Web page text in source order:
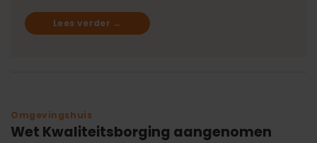
Lees verder →
Omgevingshuis
Wet Kwaliteitsborging aangenomen